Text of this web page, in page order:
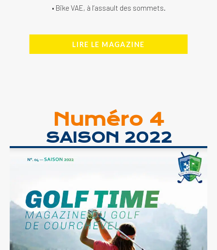
• Bike VAE, à l’assault des sommets.
LIRE LE MAGAZINE
Numéro 4
SAISON 2022